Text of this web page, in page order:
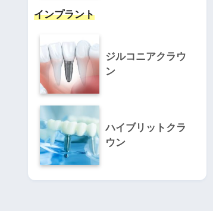
インプラント
ジルコニアクラウ
ン
ハイブリットクラ
ウン